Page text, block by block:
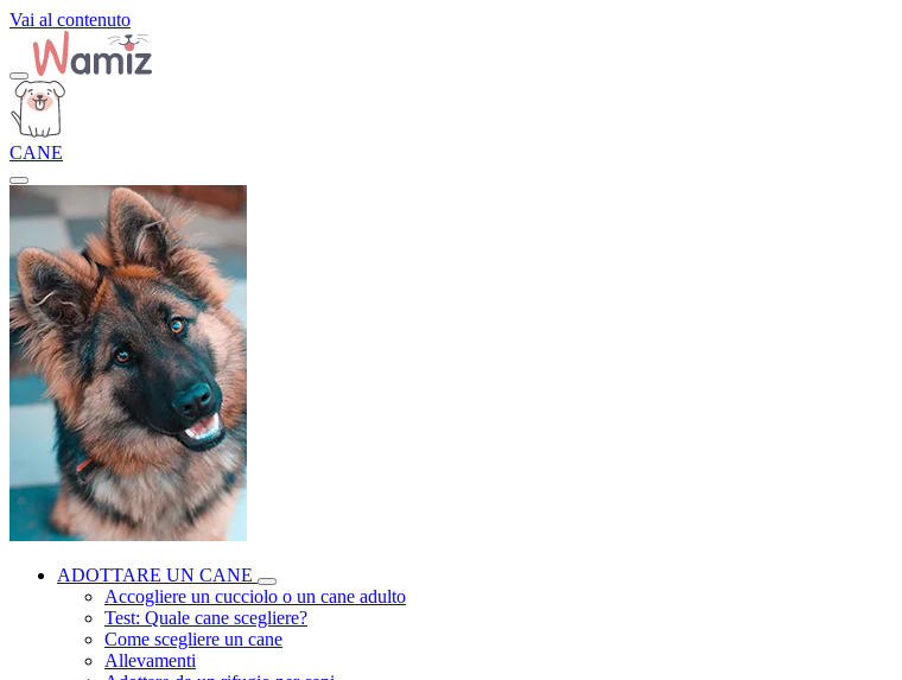
Vai al contenuto
CANE
ADOTTARE UN CANE
Accogliere un cucciolo o un cane adulto
Test: Quale cane scegliere?
Come scegliere un cane
Allevamenti